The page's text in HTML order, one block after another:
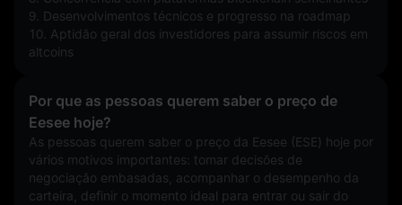
9. Desenvolvimentos técnicos e progresso na roadmap
10. Aptidão geral dos investidores para assumir riscos em
altcoins
Por que as pessoas querem saber o preço de
Eesee hoje?
As pessoas querem saber o preço da Eesee (ESE) hoje por
vários motivos importantes: tomar decisões de
negociação embasadas, acompanhar o desempenho da
carteira, definir o momento ideal para entrar ou sair do